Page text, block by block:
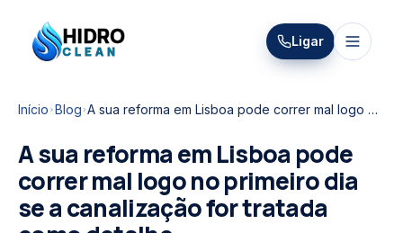
HIDRO
CLEAN
HidroClean Canalizações
Ligar
Início Blog A sua reforma em Lisboa pode correr mal logo no primeiro dia se a canalização for tratada como detalhe.
A sua reforma em Lisboa pode
correr mal logo no primeiro dia
se a canalização for tratada